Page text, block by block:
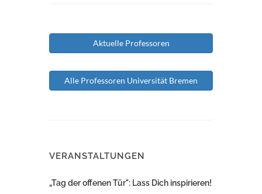
Aktuelle Professoren
Alle Professoren Universität Bremen
VERANSTALTUNGEN
„Tag der offenen Tür": Lass Dich inspirieren!